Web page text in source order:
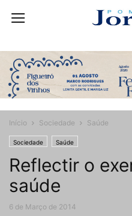
Início Sociedade Saúde
Sociedade Saúde
Reflectir o
saúde
6 de Março de 2014